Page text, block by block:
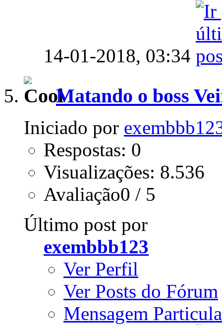
14-01-2018, 03:34
Matando o boss
Iniciado por
Respostas: 0
Visualizações: 8.536
Avaliação0 / 5
Último post por
exembbb123
Ver Perfil
Ver Posts do Fórum
Mensagem